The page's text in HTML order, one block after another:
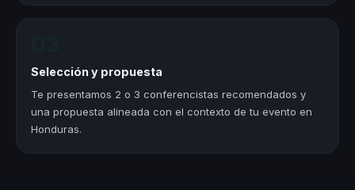
Selección y propuesta
Te presentamos 2 o 3 conferencistas recomendados y
una propuesta alineada con el contexto de tu evento en
Honduras.